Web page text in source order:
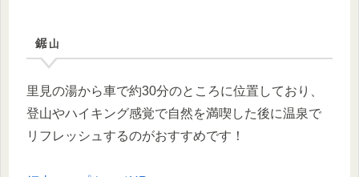
鋸山
里見の湯から車で約30分のところに位置しており、
登山やハイキング感覚で自然を満喫した後に温泉で
リフレッシュするのがおすすめです！